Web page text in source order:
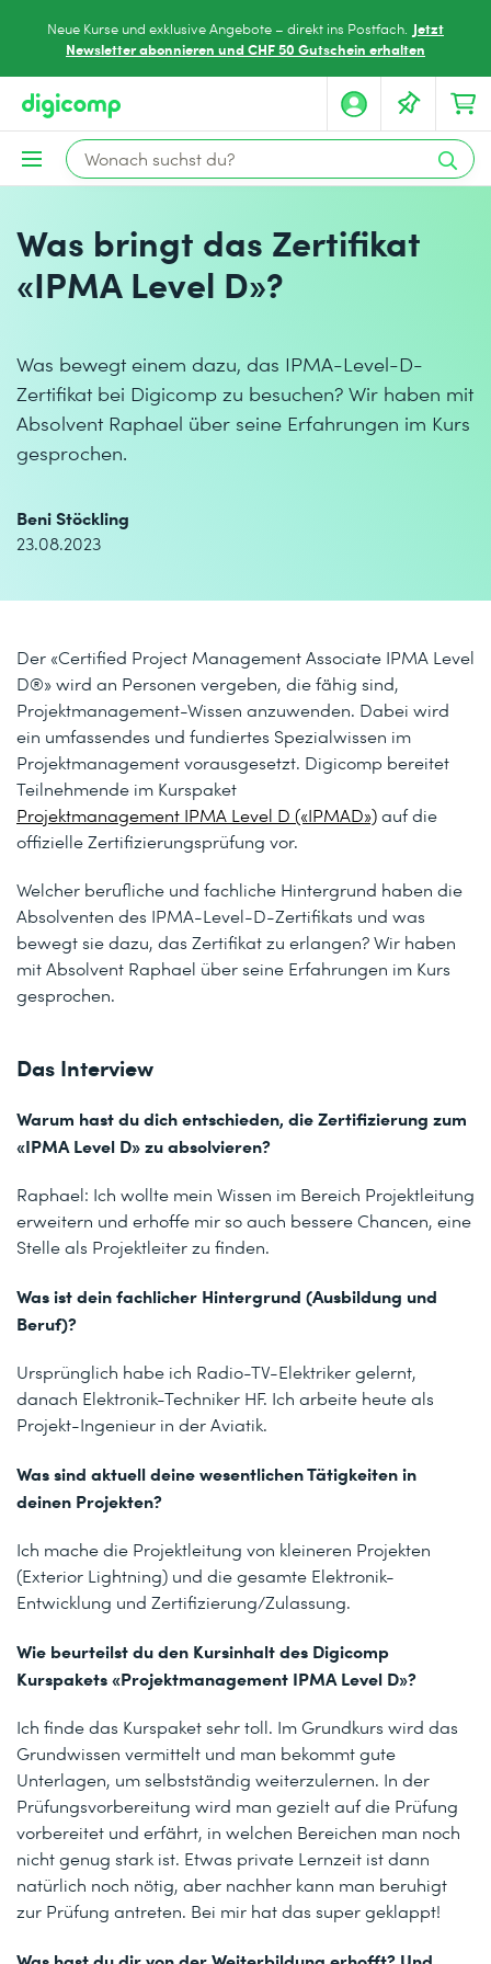
Neue Kurse und exklusive Angebote – direkt ins Postfach. Jetzt
Newsletter abonnieren und CHF 50 Gutschein erhalten
Was bringt das Zertifikat
«IPMA Level D»?
Was bewegt einem dazu, das IPMA-Level-D-
Zertifikat bei Digicomp zu besuchen? Wir haben mit
Absolvent Raphael über seine Erfahrungen im Kurs
gesprochen.
Beni Stöckling
23.08.2023
Der «Certified Project Management Associate IPMA Level
D®» wird an Personen vergeben, die fähig sind,
Projektmanagement-Wissen anzuwenden. Dabei wird
ein umfassendes und fundiertes Spezialwissen im
Projektmanagement vorausgesetzt. Digicomp bereitet
Teilnehmende im Kurspaket
Projektmanagement IPMA Level D («IPMAD»)auf die
offizielle Zertifizierungsprüfung vor.
Welcher berufliche und fachliche Hintergrund haben die
Absolventen des IPMA-Level-D-Zertifikats und was
bewegt sie dazu, das Zertifikat zu erlangen? Wir haben
mit Absolvent Raphael über seine Erfahrungen im Kurs
gesprochen.
Das Interview
Warum hast du dich entschieden, die Zertifizierung zum
«IPMA Level D» zu absolvieren?
Raphael: Ich wollte mein Wissen im Bereich Projektleitung
erweitern und erhoffe mir so auch bessere Chancen, eine
Stelle als Projektleiter zu finden.
Was ist dein fachlicher Hintergrund (Ausbildung und
Beruf)?
Ursprünglich habe ich Radio-TV-Elektriker gelernt,
danach Elektronik-Techniker HF. Ich arbeite heute als
Projekt-Ingenieur in der Aviatik.
Was sind aktuell deine wesentlichen Tätigkeiten in
deinen Projekten?
Ich mache die Projektleitung von kleineren Projekten
(Exterior Lightning) und die gesamte Elektronik-
Entwicklung und Zertifizierung/Zulassung.
Wie beurteilst du den Kursinhalt des Digicomp
Kurspakets «Projektmanagement IPMA Level D»?
Ich finde das Kurspaket sehr toll. Im Grundkurs wird das
Grundwissen vermittelt und man bekommt gute
Unterlagen, um selbstständig weiterzulernen. In der
Prüfungsvorbereitung wird man gezielt auf die Prüfung
vorbereitet und erfährt, in welchen Bereichen man noch
nicht genug stark ist. Etwas private Lernzeit ist dann
natürlich noch nötig, aber nachher kann man beruhigt
zur Prüfung antreten. Bei mir hat das super geklappt!